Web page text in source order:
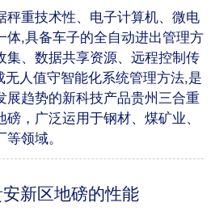
秤重技术性、电子计算机、微电
体,具备车子的全自动进出管理方
集、数据共享资源、远程控制传
人值守智能化系统管理方法,是
展趋势的新科技产品贵州三合重
，广泛运用于钢材、煤矿业、
领域。
新区地磅的性能